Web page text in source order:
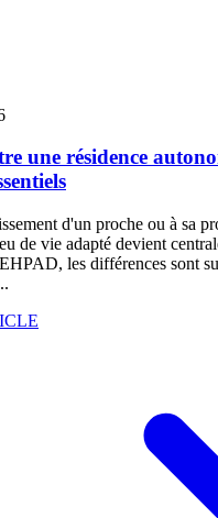
une résidence
d'un proche ou à sa
de vie adapté devient
les différences sont